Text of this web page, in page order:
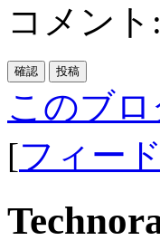
コメント:
このブ
[フィー